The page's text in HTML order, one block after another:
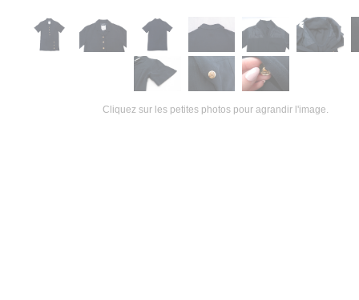
Cliquez sur les petites photos pour agrandir l'image.